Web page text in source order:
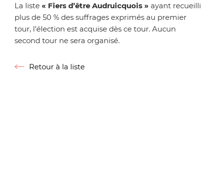
La liste « Fiers d’être Audruicquois » ayant recueilli
plus de 50 % des suffrages exprimés au premier
tour, l’élection est acquise dès ce tour. Aucun
second tour ne sera organisé.
Retour à la liste
Retour à la liste